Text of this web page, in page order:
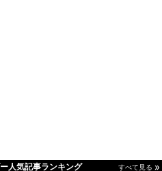
人気記事ランキング すべて見る